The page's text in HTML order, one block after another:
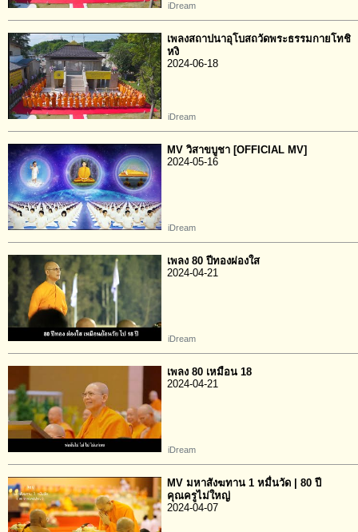
iDream
เพลงสถาปนาอุโบสถวัดพระธรรมกายโทชิ
หงิ
2024-06-18
iDream
MV วิสาขบูชา [OFFICIAL MV]
2024-05-16
iDream
เพลง 80 ปีทองผ่องใส
2024-04-21
iDream
เพลง 80 เหมือน 18
2024-04-21
iDream
MV มหาสังฆทาน 1 หมื่นวัด | 80 ปี
คุณครูไม่ใหญ่
2024-04-07